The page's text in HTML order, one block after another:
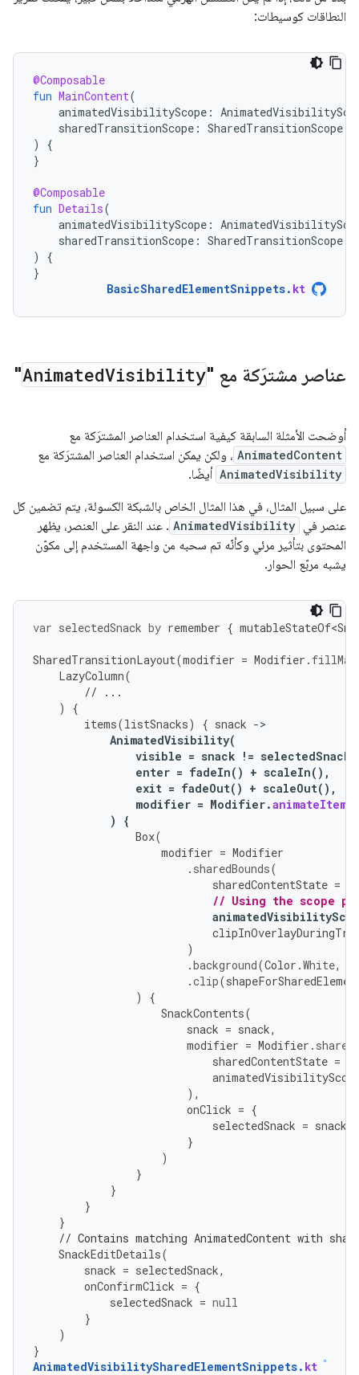
النطاقات كوسيطات:
@Composable
fun MainContent(
animatedVisibilityScope :
sharedTransitionScope : SharedTransitionScope
)
{
}
@Composable
fun Details(
animatedVisibilityScope :
sharedTransitionScope : SharedTransitionScope
)
{
}
BasicSharedElementSnippets. kt
عناصر مشترَكة مع " AnimatedVisibility
"
أوضحت الأمثلة السابقة كيفية استخدام العناصر المشترَكة مع
AnimatedContent ، ولكن يمكن استخدام العناصر المشترَكة مع
AnimatedVisibility أيضًا.
على سبيل المثال، في هذا المثال الخاص بالشبكة الكسولة، يتم تضمين كل
عنصر في AnimatedVisibility . عند النقر على العنصر، يظهر
المحتوى بتأثير مرئي وكأنّه تم سحبه من واجهة المستخدم إلى مكوّن
يشبه مربّع الحوار.
var selectedSnack by remember {
SharedTransitionLayout(modifier = Modifier .
LazyColumn(
// ...
)
{
items(listSnacks) { snack -
AnimatedVisibility(
visible = snack != selectedSnack
enter = fadeIn() + scaleIn(),
exit = fadeOut() + scaleOut(),
modifier = Modifier.animateItem
)
{
Box(
modifier = Modifier
. sharedBounds(
sharedContentState =
// Using the scope
)
.background(Color .White,
.clip(
)
{
SnackContents(
snack = snack,
modifier = Modifier .
sharedContentState =
),
onClick = {
selectedSnack = snack
}
)
}
}
}
}
// Contains matching AnimatedContent with
SnackEditDetails(
snack = selectedSnack,
onConfirmClick = {
selectedSnack = null
}
)
}
AnimatedVisibilitySharedElementSnippets. kt